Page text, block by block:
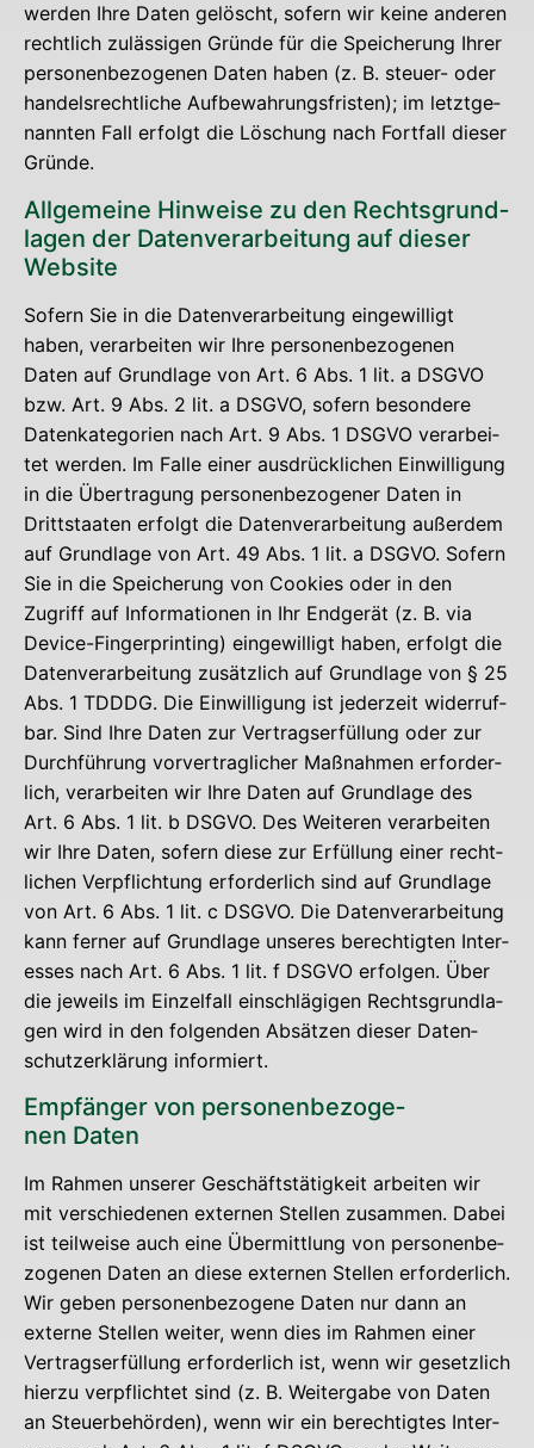
wer­den Ihre Daten gelöscht, sofern wir kei­ne ande­ren
recht­lich zuläs­si­gen Grün­de für die Spei­che­rung Ihrer
per­so­nen­be­zo­ge­nen Daten haben (z. B. steu­er- oder
han­dels­recht­li­che Auf­be­wah­rungs­fris­ten); im letzt­ge­
nann­ten Fall erfolgt die Löschung nach Fort­fall die­ser
Gründe.
All­ge­mei­ne Hin­wei­se zu den Rechts­grund­
la­gen der Daten­ver­ar­bei­tung auf die­ser
Website
Sofern Sie in die Daten­ver­ar­bei­tung ein­ge­wil­ligt
haben, ver­ar­bei­ten wir Ihre per­so­nen­be­zo­ge­nen
Daten auf Grund­la­ge von Art. 6 Abs. 1 lit. a DSGVO
bzw. Art. 9 Abs. 2 lit. a DSGVO, sofern beson­de­re
Daten­ka­te­go­rien nach Art. 9 Abs. 1 DSGVO ver­ar­bei­
tet wer­den. Im Fal­le einer aus­drück­li­chen Ein­wil­li­gung
in die Über­tra­gung per­so­nen­be­zo­ge­ner Daten in
Dritt­staa­ten erfolgt die Daten­ver­ar­bei­tung außer­dem
auf Grund­la­ge von Art. 49 Abs. 1 lit. a DSGVO. Sofern
Sie in die Spei­che­rung von Coo­kies oder in den
Zugriff auf Infor­ma­tio­nen in Ihr End­ge­rät (z. B. via
Device-Fin­ger­prin­ting) ein­ge­wil­ligt haben, erfolgt die
Daten­ver­ar­bei­tung zusätz­lich auf Grund­la­ge von § 25
Abs. 1 TDDDG. Die Ein­wil­li­gung ist jeder­zeit wider­ruf­
bar. Sind Ihre Daten zur Ver­trags­er­fül­lung oder zur
Durch­füh­rung vor­ver­trag­li­cher Maß­nah­men erfor­der­
lich, ver­ar­bei­ten wir Ihre Daten auf Grund­la­ge des
Art. 6 Abs. 1 lit. b DSGVO. Des Wei­te­ren ver­ar­bei­ten
wir Ihre Daten, sofern die­se zur Erfül­lung einer recht­
li­chen Ver­pflich­tung erfor­der­lich sind auf Grund­la­ge
von Art. 6 Abs. 1 lit. c DSGVO. Die Daten­ver­ar­bei­tung
kann fer­ner auf Grund­la­ge unse­res berech­tig­ten Inter­
es­ses nach Art. 6 Abs. 1 lit. f DSGVO erfol­gen. Über
die jeweils im Ein­zel­fall ein­schlä­gi­gen Rechts­grund­la­
gen wird in den fol­gen­den Absät­zen die­ser Daten­
schutz­er­klä­rung informiert.
Emp­fän­ger von per­so­nen­be­zo­ge­
nen Daten
Im Rah­men unse­rer Geschäfts­tä­tig­keit arbei­ten wir
mit ver­schie­de­nen exter­nen Stel­len zusam­men. Dabei
ist teil­wei­se auch eine Über­mitt­lung von per­so­nen­be­
zo­ge­nen Daten an die­se exter­nen Stel­len erfor­der­lich.
Wir geben per­so­nen­be­zo­ge­ne Daten nur dann an
exter­ne Stel­len wei­ter, wenn dies im Rah­men einer
Ver­trags­er­fül­lung erfor­der­lich ist, wenn wir gesetz­lich
hier­zu ver­pflich­tet sind (z. B. Wei­ter­ga­be von Daten
an Steu­er­be­hör­den), wenn wir ein berech­tig­tes Inter­